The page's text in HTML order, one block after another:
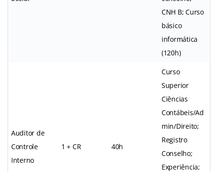
CNH B; Curso
básico
informática
(120h)
Auditor de
Controle
Interno
1 + CR 40h
Curso
Superior
Ciências
Contábeis/Ad
min/Direito;
Registro
Conselho;
Experiência;